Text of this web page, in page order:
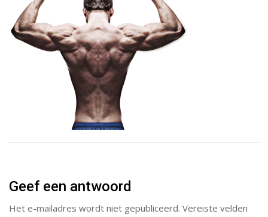
Geef een antwoord
Het e-mailadres wordt niet gepubliceerd. Vereiste velden